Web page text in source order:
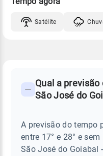
Satélite
PREVISÃO
TEMPO
GOIABAL
Perguntas
sobre
chuva
Qual a
São José do
A previsão do tempo
entre 17° e 28° e
São José do Goiabal